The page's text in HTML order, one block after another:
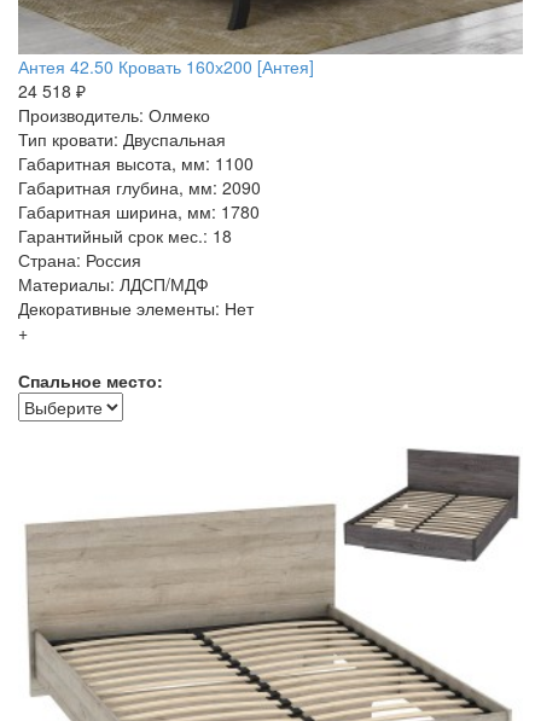
Антея 42.50 Кровать 160х200 [Антея]
24 518 ₽
Производитель: Олмеко
Тип кровати: Двуспальная
Габаритная высота, мм: 1100
Габаритная глубина, мм: 2090
Габаритная ширина, мм: 1780
Гарантийный срок мес.: 18
Страна: Россия
Материалы: ЛДСП/МДФ
Декоративные элементы: Нет
+
Спальное место: